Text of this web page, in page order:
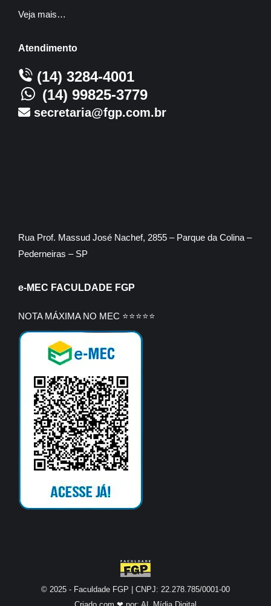
Veja mais…
Atendimento
(14) 3284-4001
(14) 99825-3779
secretaria@fgp.com.br
Rua Prof. Massud José Nachef, 2855 – Parque da Colina –
Pederneiras – SP
e-MEC FACULDADE FGP
NOTA MÁXIMA NO MEC ⭐⭐⭐⭐⭐
© 2025 - Faculdade FGP | CNPJ: 22.278.785/0001-00